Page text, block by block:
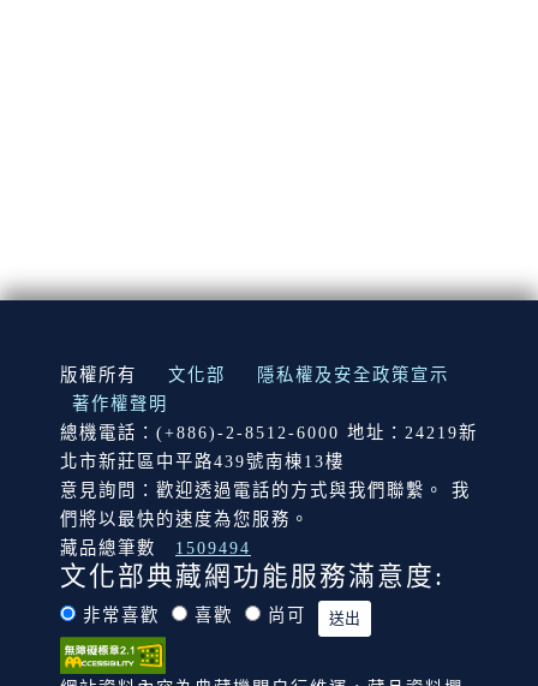
:::
版權所有 文化部
隱私權及安全政策宣示
著作權聲明
總機電話：(+886)-2-8512-6000 地址：24219新
北市新莊區中平路439號南棟13樓
意見詢問：歡迎透過電話的方式與我們聯繫。 我
們將以最快的速度為您服務。
藏品總筆數
1509494
文化部典藏網功能服務滿意度:
非常喜歡 喜歡 尚可